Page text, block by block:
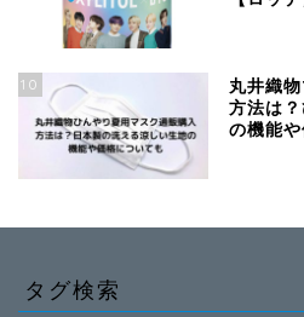
10
丸井織
方法は
の機能や
タグ検索